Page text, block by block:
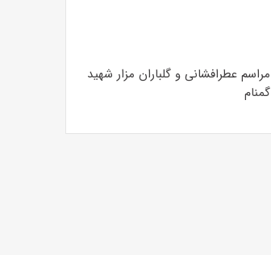
مراسم عطرافشانی و گلباران مزار شهید
گمنام